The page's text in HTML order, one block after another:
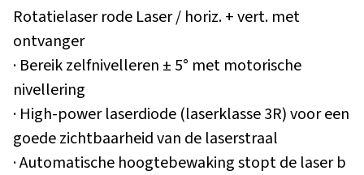
Rotatielaser rode Laser / horiz. + vert. met
ontvanger
· Bereik zelfnivelleren ± 5° met motorische
nivellering
· High-power laserdiode (laserklasse 3R) voor een
goede zichtbaarheid van de laserstraal
· Automatische hoogtebewaking stopt de laser b